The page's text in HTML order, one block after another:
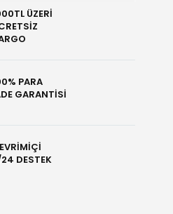
ÜZERİ
PARA
GARANTİSİ
DESTEK